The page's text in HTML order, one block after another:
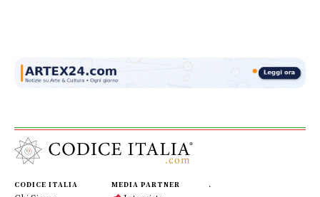
CODICE ITALIA MEDIA PARTNER .